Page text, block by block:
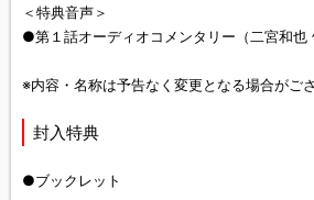
＜特典音声＞
●第１話オーディオコメンタリー（二宮和也
※内容・名称は予告なく変更となる場合がござ
封入特典
●ブックレット